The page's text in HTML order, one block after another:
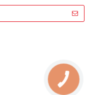
КНОПКА
ЗВ'ЯЗКУ